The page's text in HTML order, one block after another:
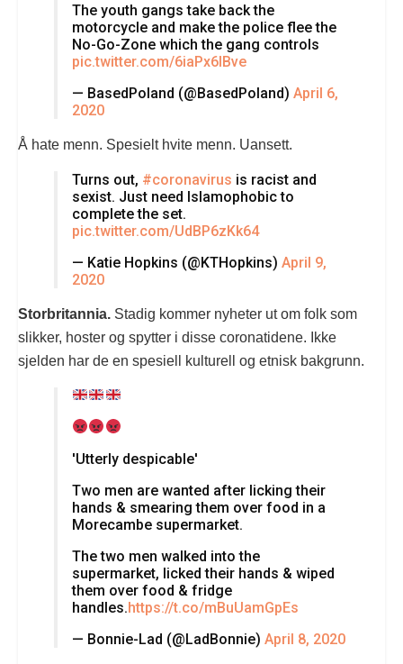
The youth gangs take back the
motorcycle and make the police flee the
No-Go-Zone which the gang controls
pic.twitter.com/6iaPx6lBve
— BasedPoland (@BasedPoland) April 6,
2020
Å hate menn. Spesielt hvite menn. Uansett.
Turns out, #coronavirus is racist and
sexist. Just need Islamophobic to
complete the set.
pic.twitter.com/UdBP6zKk64
— Katie Hopkins (@KTHopkins) April 9,
2020
Storbritannia. Stadig kommer nyheter ut om folk som
slikker, hoster og spytter i disse coronatidene. Ikke
sjelden har de en spesiell kulturell og etnisk bakgrunn.
'Utterly despicable'
Two men are wanted after licking their
hands & smearing them over food in a
Morecambe supermarket.
The two men walked into the
supermarket, licked their hands & wiped
them over food & fridge
handles.https://t.co/mBuUamGpEs
— Bonnie-Lad (@LadBonnie) April 8, 2020